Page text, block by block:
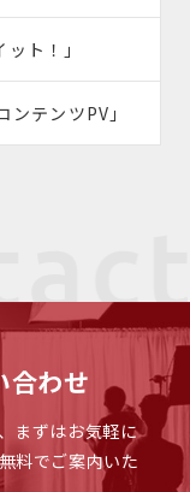
ト！」
ンテンツPV」
合わせ
まずはお気軽に
料でご案内いた